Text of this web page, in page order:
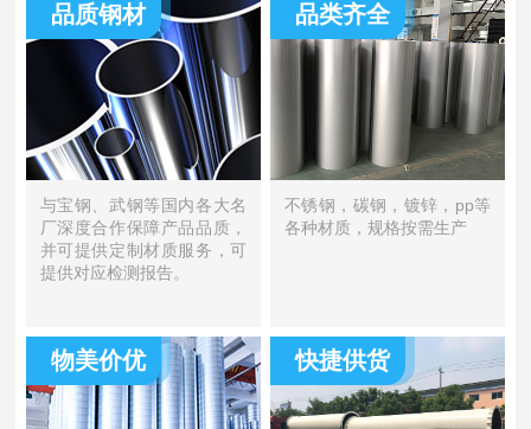
品质钢材
与宝钢、武钢等国内各大名
厂深度合作保障产品品质，
并可提供定制材质服务，可
提供对应检测报告。
品类齐全
不锈钢，碳钢，镀锌，pp等
各种材质，规格按需生产
物美价优 快捷供货